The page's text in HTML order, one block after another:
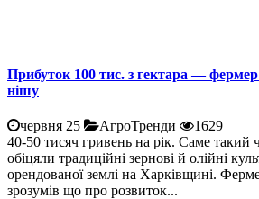
Прибуток 100 тис. з гектара —
нішу
червня 25 АгроТренди
1629
40-50 тисяч гривень на рік. Саме такий
обіцяли традиційні зернові й олійні
орендованої землі на Харківщині.
зрозумів що про розвиток...